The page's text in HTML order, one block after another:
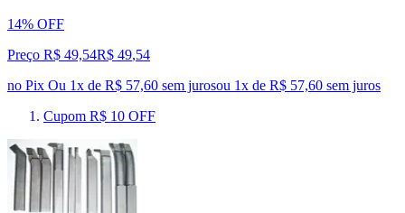
14% OFF
Preço R$ 49,54R$ 49,54
no Pix Ou 1x de R$ 57,60 sem jurosou 1x de R$ 57,60 sem juros
Cupom R$ 10 OFF